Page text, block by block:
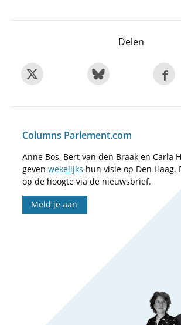
Delen
Columns Parlement.com
Anne Bos, Bert van den Braak en Carla
geven wekelijks hun visie op Den Haag.
op de hoogte via de nieuwsbrief.
Meld je aan